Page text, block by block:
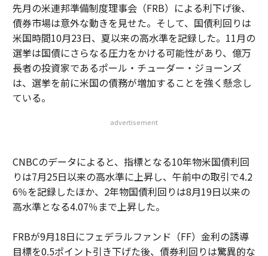
先月の米連邦準備制度理事会（FRB）による利下げ後、
債券市場は意外な動きを見せた。そして、国債利回りは
米国時間10月23日、夏以来の高水準を記録した。11月の
選挙は国債にさらなる圧力をかける可能性があり、億万
長者の投資家であるポール・チューダー・ジョーンズ
は、選挙を前に米国の債務が増加することを強く懸念し
ている。
advertisement
CNBCのデータによると、指標となる10年物米国債利回
りは7月25日以来の高水準に上昇し、午前中の取引で4.2
6％を記録したほか、2年物国債利回りは8月19日以来の
高水準となる4.07％まで上昇した。
FRBが9月18日にフェデラルファンド（FF）金利の誘導
目標を0.5ポイント引き下げた後、債券利回りは驚異的な